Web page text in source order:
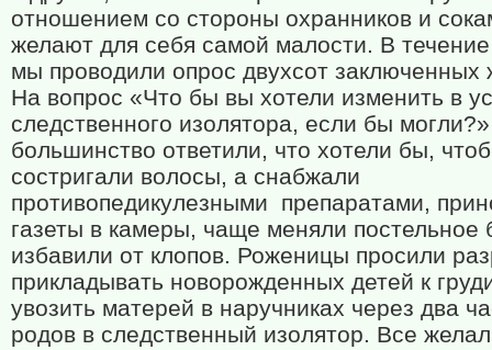
отношением со стороны охранников и
желают для себя самой малости. В
мы проводили опрос двухсот
На вопрос «Что бы вы хотели изменить в
следственного изолятора, если бы могли?»
большинство ответили, что хотели бы,
состригали волосы, а снабжали
противопедикулезными
препаратами,
газеты в камеры, чаще меняли постельное
избавили от клопов. Роженицы просили
прикладывать новорожденных детей к
увозить матерей в наручниках через два
родов в следственный изолятор. Все